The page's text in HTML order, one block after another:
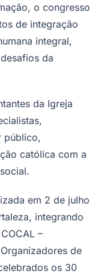
o congresso
de integração
integral,
da
da Igreja
público,
católica com a
em 2 de julho
integrando
–
de
os 30